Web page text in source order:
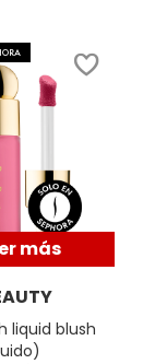
más
liquid blush